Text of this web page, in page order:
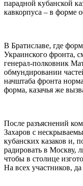
парадной кубанской
кавкорпуса – в форме
В Братиславе, где
Украинского фронта,
генерал-полковник
обмундировании
начштаба фронта
форма, казачья же
После разъяснений
Захаров с
кубанских казаков и,
радировать в Москву,
чтобы в столице
На всех участников,